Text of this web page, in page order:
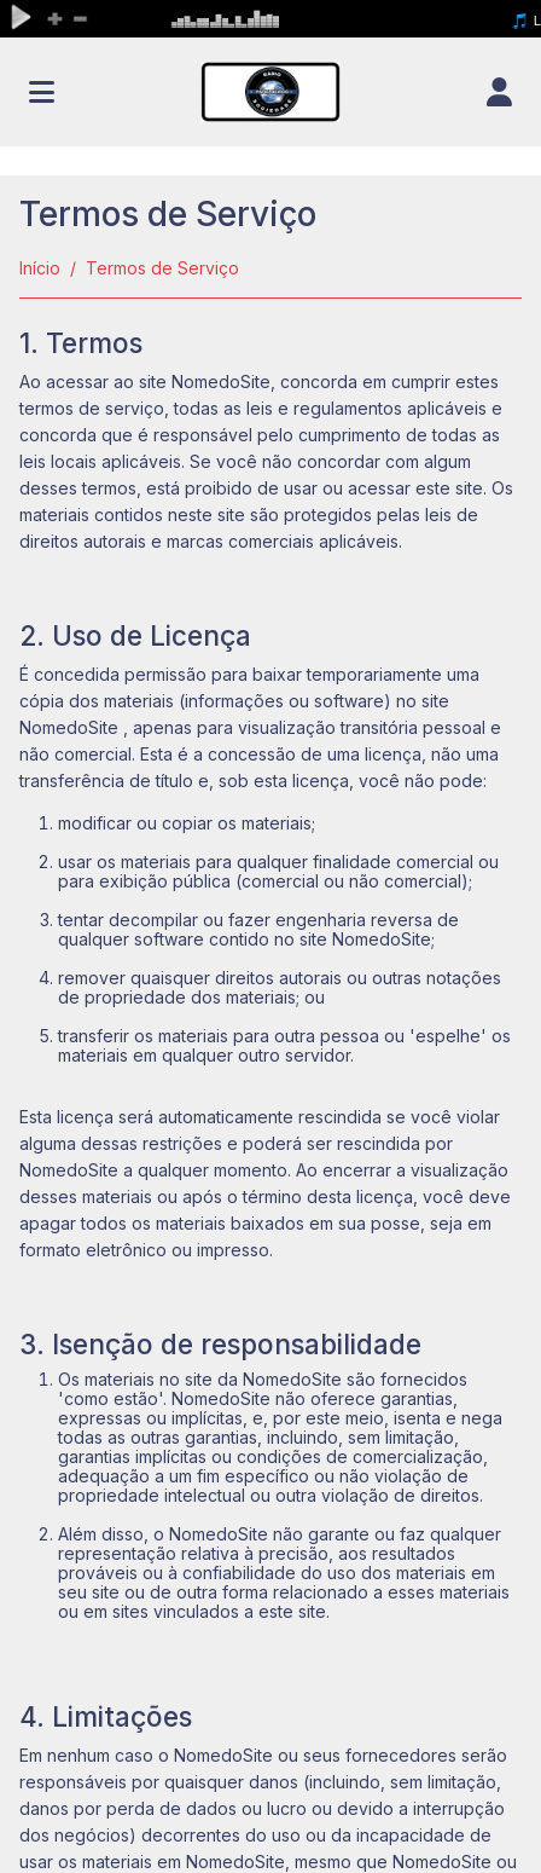
Termos de Serviço
Início Termos de Serviço
1. Termos
Ao acessar ao site NomedoSite, concorda em cumprir estes
termos de serviço, todas as leis e regulamentos aplicáveis ​​e
concorda que é responsável pelo cumprimento de todas as
leis locais aplicáveis. Se você não concordar com algum
desses termos, está proibido de usar ou acessar este site. Os
materiais contidos neste site são protegidos pelas leis de
direitos autorais e marcas comerciais aplicáveis.
2. Uso de Licença
É concedida permissão para baixar temporariamente uma
cópia dos materiais (informações ou software) no site
NomedoSite , apenas para visualização transitória pessoal e
não comercial. Esta é a concessão de uma licença, não uma
transferência de título e, sob esta licença, você não pode:
modificar ou copiar os materiais;
usar os materiais para qualquer finalidade comercial ou
para exibição pública (comercial ou não comercial);
tentar decompilar ou fazer engenharia reversa de
qualquer software contido no site NomedoSite;
remover quaisquer direitos autorais ou outras notações
de propriedade dos materiais; ou
transferir os materiais para outra pessoa ou 'espelhe' os
materiais em qualquer outro servidor.
Esta licença será automaticamente rescindida se você violar
alguma dessas restrições e poderá ser rescindida por
NomedoSite a qualquer momento. Ao encerrar a visualização
desses materiais ou após o término desta licença, você deve
apagar todos os materiais baixados em sua posse, seja em
formato eletrônico ou impresso.
3. Isenção de responsabilidade
Os materiais no site da NomedoSite são fornecidos
'como estão'. NomedoSite não oferece garantias,
expressas ou implícitas, e, por este meio, isenta e nega
todas as outras garantias, incluindo, sem limitação,
garantias implícitas ou condições de comercialização,
adequação a um fim específico ou não violação de
propriedade intelectual ou outra violação de direitos.
Além disso, o NomedoSite não garante ou faz qualquer
representação relativa à precisão, aos resultados
prováveis ​​ou à confiabilidade do uso dos materiais em
seu site ou de outra forma relacionado a esses materiais
ou em sites vinculados a este site.
4. Limitações
Em nenhum caso o NomedoSite ou seus fornecedores serão
responsáveis ​​por quaisquer danos (incluindo, sem limitação,
danos por perda de dados ou lucro ou devido a interrupção
dos negócios) decorrentes do uso ou da incapacidade de
usar os materiais em NomedoSite, mesmo que NomedoSite ou